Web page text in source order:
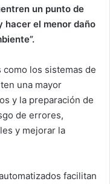
un punto de
hacer el menor daño
los sistemas de
una mayor
y la preparación de
de errores,
y mejorar la
facilitan